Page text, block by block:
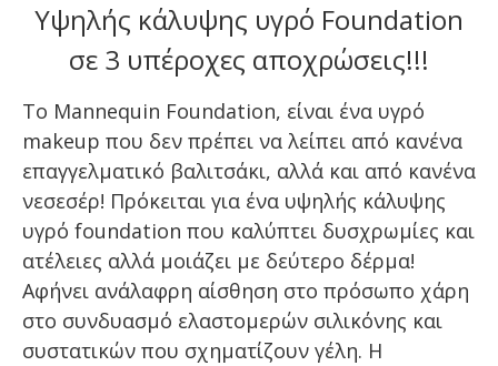
Υψηλής κάλυψης υγρό Foundation
σε 3 υπέροχες αποχρώσεις!!!
Το Mannequin Foundation, είναι ένα υγρό
makeup που δεν πρέπει να λείπει από κανένα
επαγγελματικό βαλιτσάκι, αλλά και από κανένα
νεσεσέρ! Πρόκειται για ένα υψηλής κάλυψης
υγρό foundation που καλύπτει δυσχρωμίες και
ατέλειες αλλά μοιάζει με δεύτερο δέρμα!
Αφήνει ανάλαφρη αίσθηση στο πρόσωπο χάρη
στο συνδυασμό ελαστομερών σιλικόνης και
συστατικών που σχηματίζουν γέλη. Η